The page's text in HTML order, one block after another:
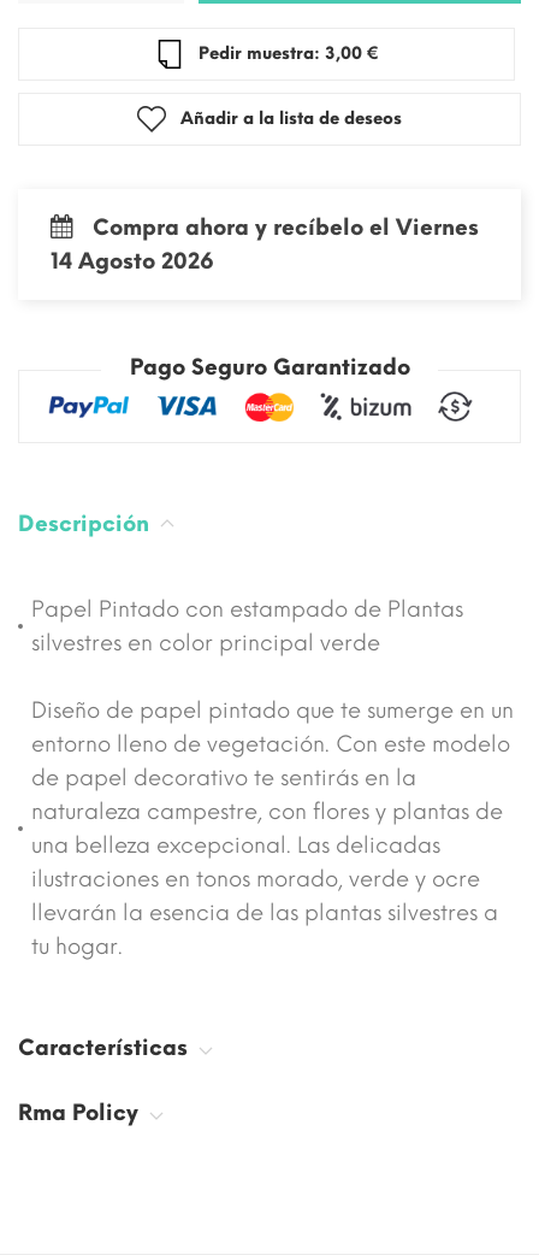
Pedir muestra: 3,00 €
Añadir a la lista de deseos
Compra ahora y recíbelo el Viernes
14 Agosto 2026
Pago Seguro Garantizado
Descripción
Papel Pintado con estampado de Plantas
silvestres en color principal verde
Diseño de papel pintado que te sumerge en un
entorno lleno de vegetación. Con este modelo
de papel decorativo te sentirás en la
naturaleza campestre, con flores y plantas de
una belleza excepcional. Las delicadas
ilustraciones en tonos morado, verde y ocre
llevarán la esencia de las plantas silvestres a
tu hogar.
Características
Rma Policy